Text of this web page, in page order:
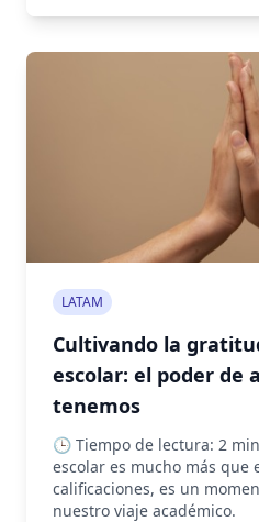
LATAM
Cultivando la
escolar: el poder de
tenemos
🕒 Tiempo de lectura: 2
escolar es mucho más que
calificaciones, es un
nuestro viaje académico.